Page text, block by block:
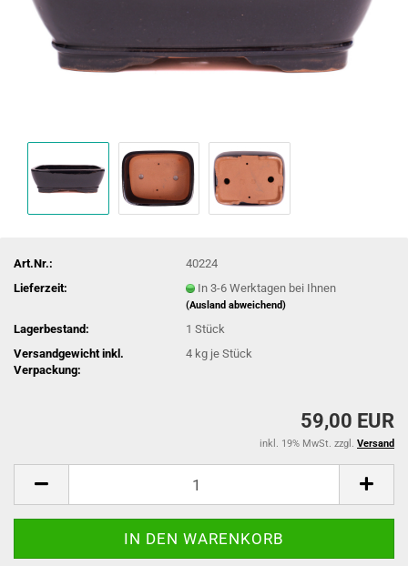
Art.Nr.:
40224
Lieferzeit:
In 3-6 Werktagen bei Ihnen
(Ausland abweichend)
Lagerbestand: 1Stück
Versandgewicht inkl.
Verpackung:
4 kg je Stück
59,00 EUR
inkl. 19% MwSt. zzgl. Versand